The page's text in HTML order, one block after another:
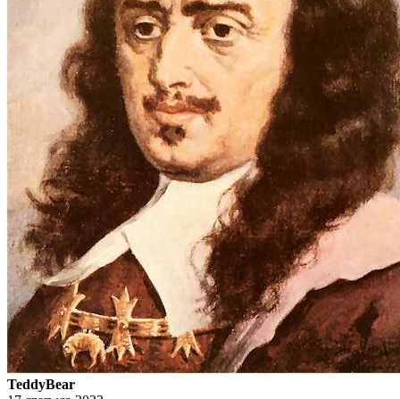
TeddyBear